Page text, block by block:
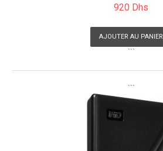
920 Dhs
AJOUTER AU PANIER
```
```